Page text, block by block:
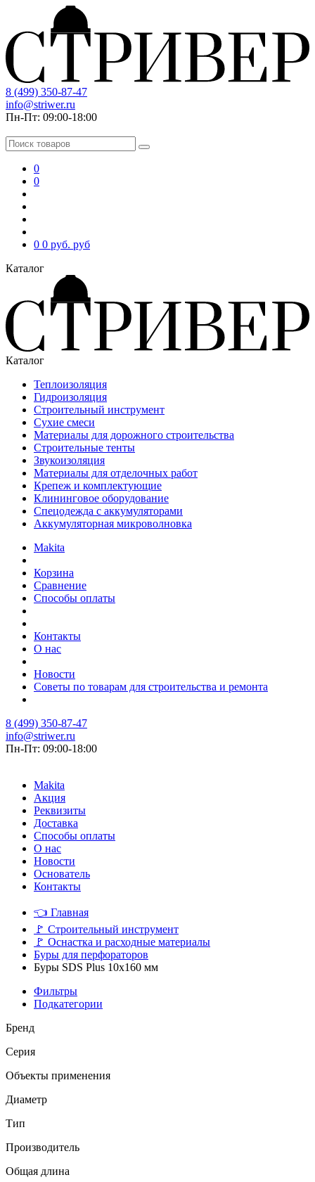
8 (499) 350-87-47
info@striwer.ru
Пн-Пт: 09:00-18:00
0
0
0 0 руб. руб
Каталог
Каталог
Теплоизоляция
Гидроизоляция
Строительный инструмент
Сухие смеси
Материалы для дорожного строительства
Строительные тенты
Звукоизоляция
Материалы для отделочных работ
Крепеж и комплектующие
Клининговое оборудование
Спецодежда с аккумуляторами
Аккумуляторная микроволновка
Makita
Корзина
Сравнение
Способы оплаты
Контакты
О нас
Новости
Советы по товарам для строительства и ремонта
8 (499) 350-87-47
info@striwer.ru
Пн-Пт: 09:00-18:00
Makita
Акция
Реквизиты
Доставка
Способы оплаты
О нас
Новости
Основатель
Контакты
👈 Главная
🚩 Строительный инструмент
🚩 Оснастка и расходные материалы
Буры для перфораторов
Буры SDS Plus 10x160 мм
Фильтры
Подкатегории
Бренд
Серия
Объекты применения
Диаметр
Тип
Производитель
Общая длина